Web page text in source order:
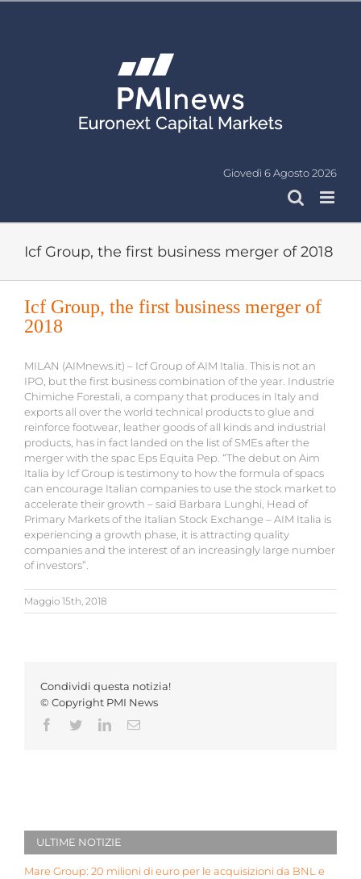
Giovedì 6 Agosto 2026
Icf Group, the first business merger of 2018
Icf Group, the first business merger of
2018
MILAN (AIMnews.it) – Icf Group of AIM Italia. This is not an
IPO, but the first business combination of the year. Industrie
Chimiche Forestali, a company that produces in Italy and
exports all over the world technical products to glue and
reinforce footwear, leather goods of all kinds and industrial
products, has in fact landed on the list of SMEs after the
merger with the spac Eps Equita Pep. “The debut on Aim
Italia by Icf Group is testimony to how the formula of spacs
can encourage Italian companies to use the stock market to
accelerate their growth – said Barbara Lunghi, Head of
Primary Markets of the Italian Stock Exchange – AIM Italia is
experiencing a growth phase, it is attracting quality
companies and the interest of an increasingly large number
of investors”.
Maggio 15th, 2018
Condividi questa notizia!
© Copyright PMI News
Facebook
TwitterLinkedInEmail
ULTIME NOTIZIE
Mare Group: 20 milioni di euro per le acquisizioni da BNL e